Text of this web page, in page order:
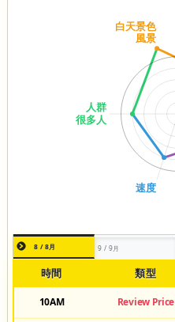
8 / 8月 9 / 9月
時間 類型
10AM Review Price